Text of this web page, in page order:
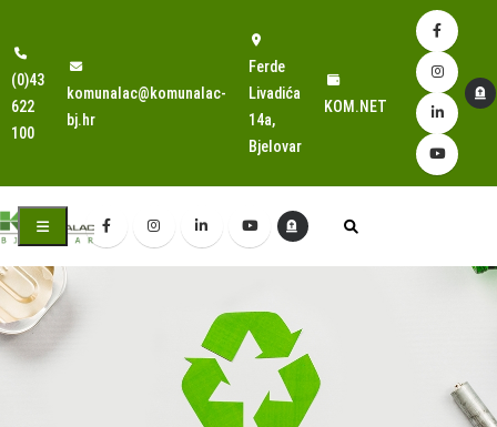
(0)43
622
100
komunalac@komunalac-
bj.hr
Ferde
Livadića
14a,
Bjelovar
KOM.NET